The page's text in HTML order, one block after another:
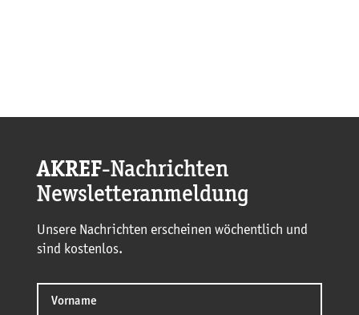
AKREF-Nachrichten
Newsletteranmeldung
Unsere Nachrichten erscheinen wöchentlich und
sind kostenlos.